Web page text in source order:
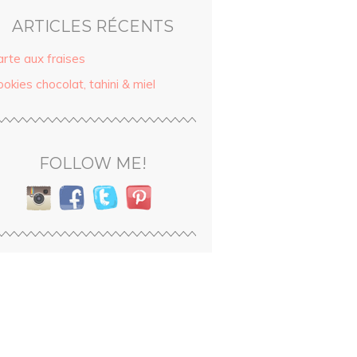
ARTICLES RÉCENTS
aux fraises
chocolat, tahini & miel
FOLLOW ME!